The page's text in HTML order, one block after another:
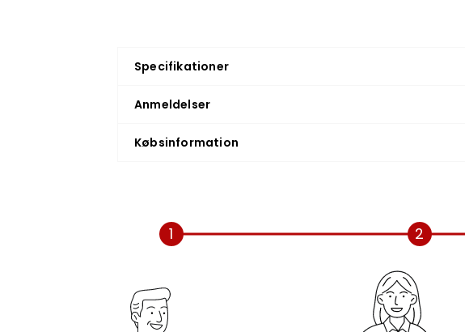
Specifikationer
Anmeldelser
Købsinformation
1 2